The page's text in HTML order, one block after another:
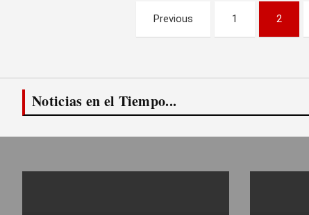
entradas
Previous 1 2
Noticias en el Tiempo...